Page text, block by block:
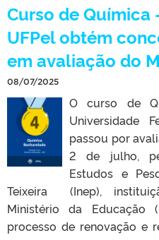
Curso de Química
UFPel obtém
em avaliação do
08/07/2025
O curso de
Universidade
passou por
2 de julho,
Estudos e
Teixeira (Inep),
Ministério da Educação
processo de renovação e